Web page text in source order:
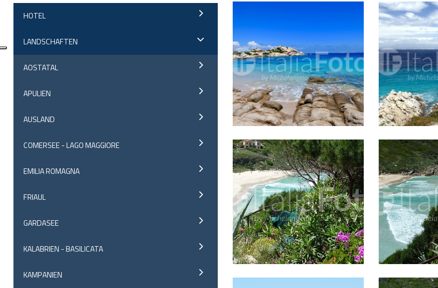
HOTEL
LANDSCHAFTEN
AOSTATAL
APULIEN
AUSLAND
COMERSEE - LAGO MAGGIORE
EMILIA ROMAGNA
FRIAUL
GARDASEE
KALABRIEN - BASILICATA
KAMPANIEN